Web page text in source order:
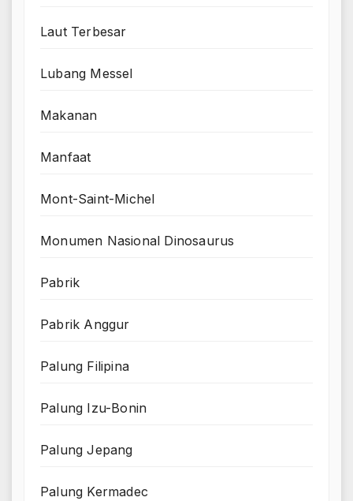
Laut Terbesar
Lubang Messel
Makanan
Manfaat
Mont-Saint-Michel
Monumen Nasional Dinosaurus
Pabrik
Pabrik Anggur
Palung Filipina
Palung Izu-Bonin
Palung Jepang
Palung Kermadec